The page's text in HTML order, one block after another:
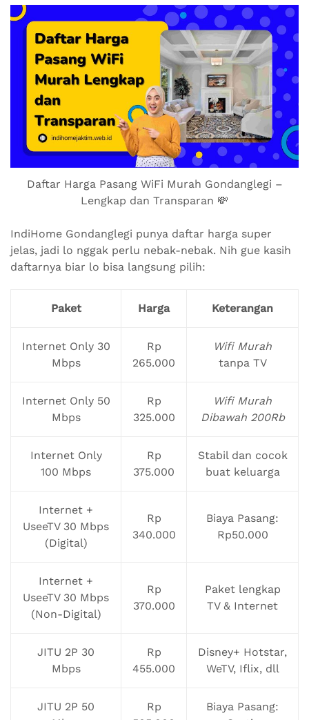
Daftar Harga Pasang WiFi Murah Gondanglegi –
Lengkap dan Transparan 💸
IndiHome Gondanglegi punya daftar harga super
jelas, jadi lo nggak perlu nebak-nebak. Nih gue kasih
daftarnya biar lo bisa langsung pilih:
Paket Harga Keterangan
Internet Only 30
Mbps
Rp
265.000
Wifi Murah
tanpa TV
Internet Only 50
Mbps
Rp
325.000
Wifi Murah
Dibawah 200Rb
Internet Only
100 Mbps
Rp
375.000
Stabil dan cocok
buat keluarga
Internet +
UseeTV 30 Mbps
(Digital)
Rp
340.000
Biaya Pasang:
Rp50.000
Internet +
UseeTV 30 Mbps
(Non-Digital)
Rp
370.000
Paket lengkap
TV & Internet
JITU 2P 30
Mbps
Rp
455.000
Disney+ Hotstar,
WeTV, Iflix, dll
JITU 2P 50
Rp
Biaya Pasang: